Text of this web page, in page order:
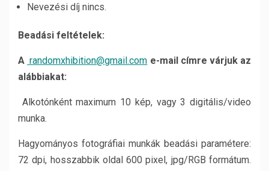
Nevezési díj nincs.
Beadási feltételek:
A randomxhibition@gmail.com e-mail címre várjuk az
alábbiakat:
Alkotónként maximum 10 kép, vagy 3 digitális/video
munka.
Hagyományos fotográfiai munkák beadási paramétere:
72 dpi, hosszabbik oldal 600 pixel, jpg/RGB formátum.